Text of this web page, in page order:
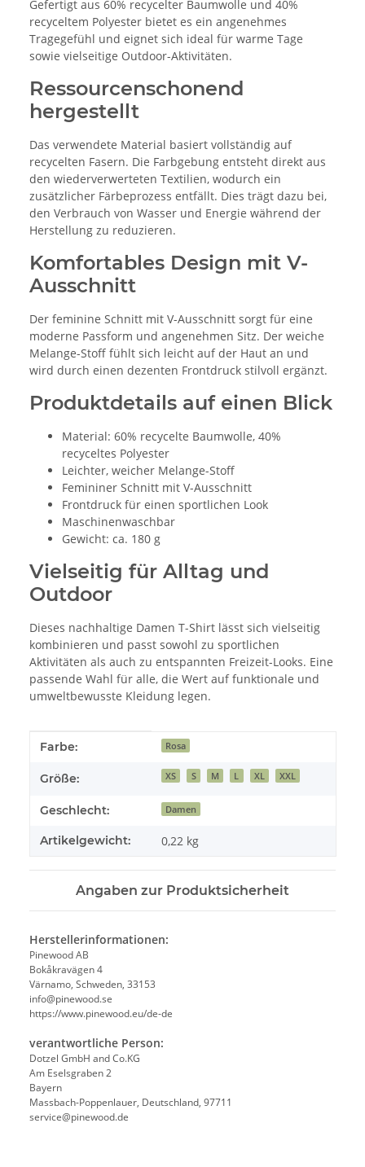
Gefertigt aus 60% recycelter Baumwolle und 40%
recyceltem Polyester bietet es ein angenehmes
Tragegefühl und eignet sich ideal für warme Tage
sowie vielseitige Outdoor-Aktivitäten.
Ressourcenschonend
hergestellt
Das verwendete Material basiert vollständig auf
recycelten Fasern. Die Farbgebung entsteht direkt aus
den wiederverwerteten Textilien, wodurch ein
zusätzlicher Färbeprozess entfällt. Dies trägt dazu bei,
den Verbrauch von Wasser und Energie während der
Herstellung zu reduzieren.
Komfortables Design mit V-
Ausschnitt
Der feminine Schnitt mit V-Ausschnitt sorgt für eine
moderne Passform und angenehmen Sitz. Der weiche
Melange-Stoff fühlt sich leicht auf der Haut an und
wird durch einen dezenten Frontdruck stilvoll ergänzt.
Produktdetails auf einen Blick
Material: 60% recycelte Baumwolle, 40%
recyceltes Polyester
Leichter, weicher Melange-Stoff
Femininer Schnitt mit V-Ausschnitt
Frontdruck für einen sportlichen Look
Maschinenwaschbar
Gewicht: ca. 180 g
Vielseitig für Alltag und
Outdoor
Dieses nachhaltige Damen T-Shirt lässt sich vielseitig
kombinieren und passt sowohl zu sportlichen
Aktivitäten als auch zu entspannten Freizeit-Looks. Eine
passende Wahl für alle, die Wert auf funktionale und
umweltbewusste Kleidung legen.
Produkteigenschaft
Wert
Farbe: Rosa
Größe: XS S M L XL XXL
Geschlecht: Damen
Artikelgewicht: 0,22 kg
Angaben zur Produktsicherheit
Herstellerinformationen:
Pinewood AB
Bokåkravägen 4
Värnamo, Schweden, 33153
info@pinewood.se
https://www.pinewood.eu/de-de
verantwortliche Person:
Dotzel GmbH and Co.KG
Am Eselsgraben 2
Bayern
Massbach-Poppenlauer, Deutschland, 97711
service@pinewood.de